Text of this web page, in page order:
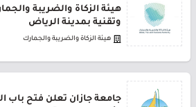
هيئة الزكاة والضريبة
وتقنية بمدينة الرياض
هيئة الزكاة والضريبة والجمارك
جامعة جازان تعلن فتح باب